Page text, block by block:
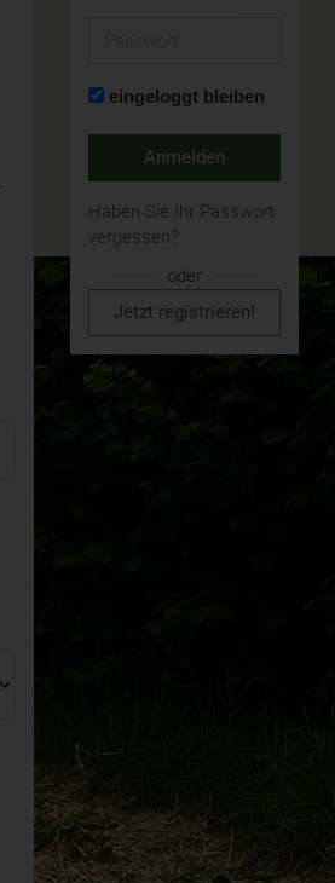
eingeloggt bleiben
Anmelden
Haben Sie Ihr Passwort
vergessen?
oder
Jetzt registrieren!